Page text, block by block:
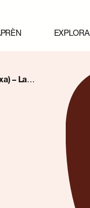
EXPLORA
– La